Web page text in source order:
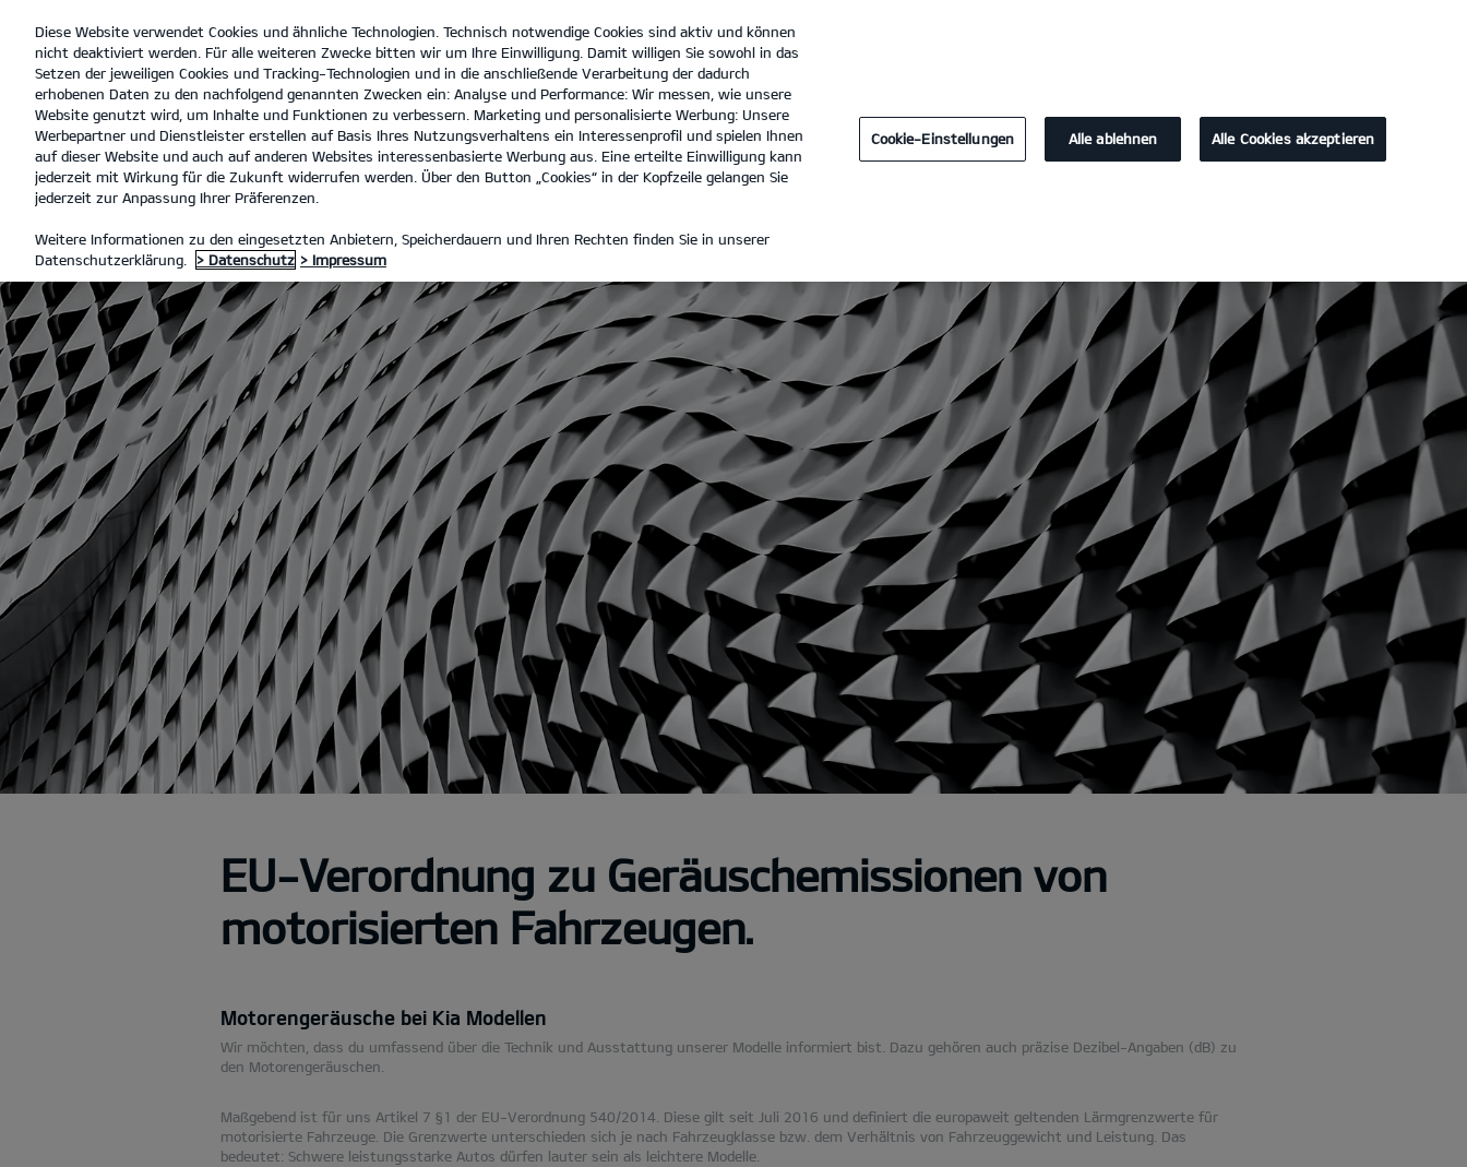
open
menu
Auto-Center-Lange GmbH Tel. :
PBV Nutzfahrzeuge Modelle Business Angebote Elektromobilität
MOTORENGERÄUSCHPEGEL
EU-Verordnung zu Geräuschemissionen von
motorisierten Fahrzeugen.
Motorengeräusche bei Kia Modellen
Wir möchten, dass du umfassend über die Technik und Ausstattung unserer Modelle informiert bist. Dazu gehören auch präzise Dezibel-Angaben (dB) zu
den Motorengeräuschen.
Maßgebend ist für uns Artikel 7 §1 der EU-Verordnung 540/2014. Diese gilt seit Juli 2016 und definiert die europaweit geltenden Lärmgrenzwerte für
motorisierte Fahrzeuge. Die Grenzwerte unterschieden sich je nach Fahrzeugklasse bzw. dem Verhältnis von Fahrzeuggewicht und Leistung. Das
bedeutet: Schwere leistungsstarke Autos dürfen lauter sein als leichtere Modelle.
Diese Website verwendet Cookies und ähnliche Technologien. Technisch notwendige Cookies sind aktiv und können
nicht deaktiviert werden. Für alle weiteren Zwecke bitten wir um Ihre Einwilligung. Damit willigen Sie sowohl in das
Setzen der jeweiligen Cookies und Tracking-Technologien und in die anschließende Verarbeitung der dadurch
erhobenen Daten zu den nachfolgend genannten Zwecken ein: Analyse und Performance: Wir messen, wie unsere
Website genutzt wird, um Inhalte und Funktionen zu verbessern. Marketing und personalisierte Werbung: Unsere
Werbepartner und Dienstleister erstellen auf Basis Ihres Nutzungsverhaltens ein Interessenprofil und spielen Ihnen
auf dieser Website und auch auf anderen Websites interessenbasierte Werbung aus. Eine erteilte Einwilligung kann
jederzeit mit Wirkung für die Zukunft widerrufen werden. Über den Button „Cookies“ in der Kopfzeile gelangen Sie
jederzeit zur Anpassung Ihrer Präferenzen.
Weitere Informationen zu den eingesetzten Anbietern, Speicherdauern und Ihren Rechten finden Sie in unserer
Datenschutzerklärung.
> Datenschutz > Impressum
Cookie-Einstellungen Alle ablehnen Alle Cookies akzeptieren